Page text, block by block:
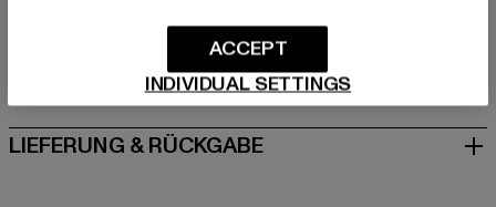
GRÖSSE & PASSFORM
PFLEGEHINWEISE
LIEFERUNG & RÜCKGABE
INDIVIDUAL SETTINGS
ACCEPT